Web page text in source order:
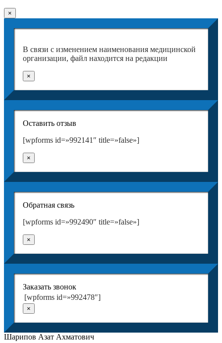
×
В связи с изменением наименования медицинской
организации, файл находится на редакции
×
Оставить отзыв
[wpforms id=»992141″ title=»false»]
×
Обратная связь
[wpforms id=»992490″ title=»false»]
×
Заказать звонок
[wpforms id=»992478″]
×
Шарипов Азат Ахматович